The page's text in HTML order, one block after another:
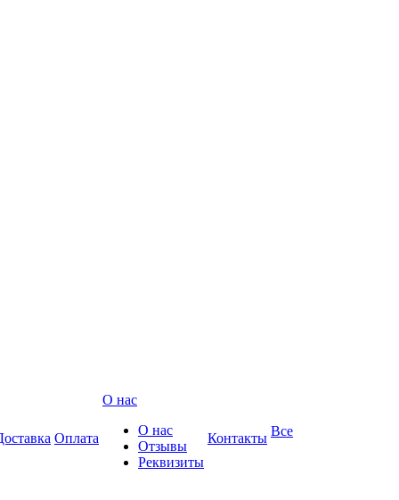
Оплата
О нас
О нас
Отзывы
Реквизиты
Контакты Все